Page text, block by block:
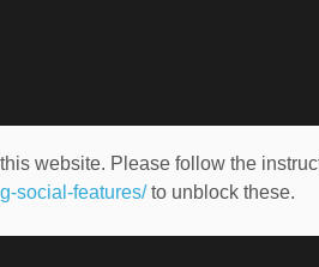
website. Please follow the
social-features/to unblock these.